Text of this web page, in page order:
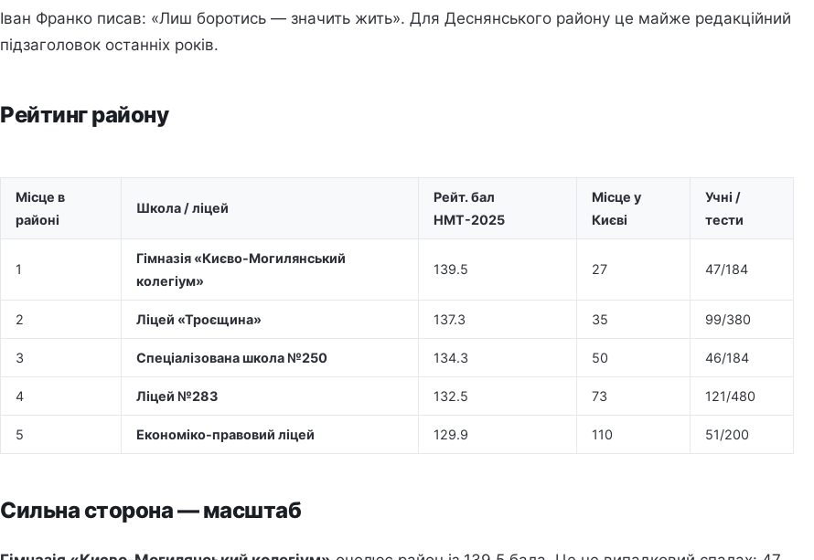
Іван Франко писав: «Лиш боротись — значить жить». Для Деснянського району це майже редакційний
підзаголовок останніх років.
Рейтинг району
Місце в
районі
Школа / ліцей
Рейт. бал
НМТ-2025
Місце у
Києві
Учні /
тести
1
Гімназія «Києво-Могилянський
колегіум»
139.5 27 47/184
2 Ліцей «Троєщина» 137.3 35 99/380
3 Спеціалізована школа №250 134.3 50 46/184
4 Ліцей №283 132.5 73 121/480
5 Економіко-правовий ліцей 129.9 110 51/200
Сильна сторона — масштаб